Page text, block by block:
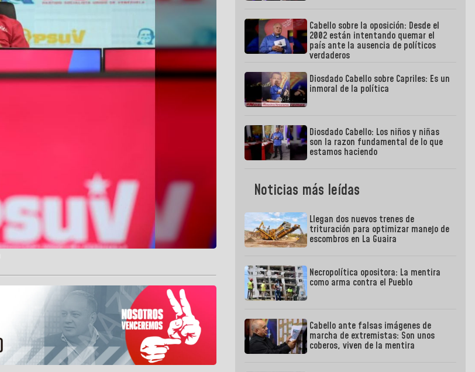
Cabello sobre la oposición: Desde el
2002 están intentando quemar el
país ante la ausencia de políticos
verdaderos
Diosdado Cabello sobre Capriles: Es un
inmoral de la política
Diosdado Cabello: Los niños y niñas
son la razon fundamental de lo que
estamos haciendo
Noticias más leídas
Llegan dos nuevos trenes de
trituración para optimizar manejo de
escombros en La Guaira
Necropolítica opositora: La mentira
como arma contra el Pueblo
Cabello ante falsas imágenes de
marcha de extremistas: Son unos
coberos, viven de la mentira